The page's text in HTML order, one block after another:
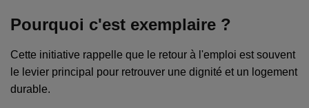
Pourquoi c'est exemplaire ?
Cette initiative rappelle que le retour à l'emploi est souvent
le levier principal pour retrouver une dignité et un logement
durable.